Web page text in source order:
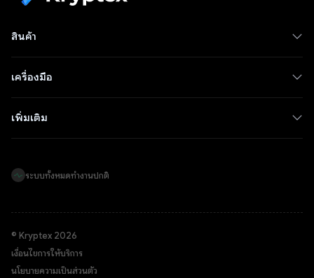
สินค้า
เครื่องมือ
เพิ่มเติม
ระบบทั้งหมดทำงานปกติ
© Kryptex 2026
เงื่อนไขการให้บริการ
นโยบายความเป็นส่วนตัว